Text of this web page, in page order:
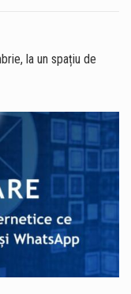
la un spațiu de